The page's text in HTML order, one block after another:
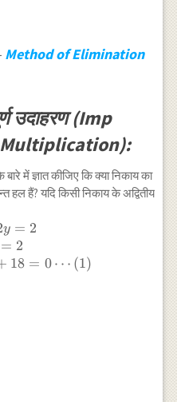
Method of Elimination
उदाहरण (Imp
Multiplication):
में ज्ञात कीजिए कि क्या निकाय का
हल हैं? यदि किसी निकाय के अद्वितीय
y = 2
= 2
18 = 0 ⋯ (1)